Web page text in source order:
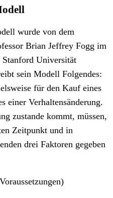
wurde von dem
Brian Jeffrey Fogg im
Stanford Universität
sein Modell Folgendes:
für den Kauf eines
einer Verhaltensänderung.
zustande kommt, müssen,
Zeitpunkt und in
drei Faktoren gegeben